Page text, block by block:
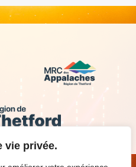
vie privée.